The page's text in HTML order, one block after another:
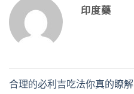
印度藥
合理的必利吉吃法你真的瞭解